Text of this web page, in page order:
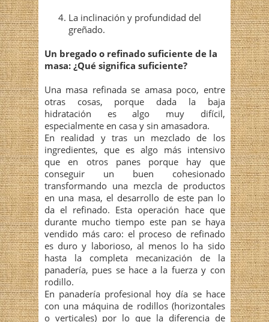
La inclinación y profundidad del
greñado.
Un bregado o refinado suficiente de la
masa: ¿Qué significa suficiente?
Una masa refinada se amasa poco, entre
otras cosas, porque dada la baja
hidratación es algo muy difícil,
especialmente en casa y sin amasadora.
En realidad y tras un mezclado de los
ingredientes, que es algo más intensivo
que en otros panes porque hay que
conseguir un buen cohesionado
transformando una mezcla de productos
en una masa, el desarrollo de este pan lo
da el refinado. Esta operación hace que
durante mucho tiempo este pan se haya
vendido más caro: el proceso de refinado
es duro y laborioso, al menos lo ha sido
hasta la completa mecanización de la
panadería, pues se hace a la fuerza y con
rodillo.
En panadería profesional hoy día se hace
con una máquina de rodillos (horizontales
o verticales) por lo que la diferencia de